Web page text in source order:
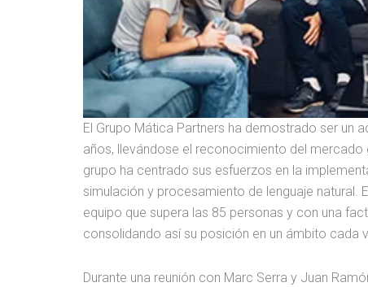
El Grupo Mática Partners ha demostrado ser un
años, llevándose el reconocimiento del
grupo ha centrado sus esfuerzos en la
simulación y procesamiento de lenguaje natural.
equipo que supera las 85 personas y con una
consolidando así su posición en un ámbito cada
Durante una reunión con Marc Serra y Juan